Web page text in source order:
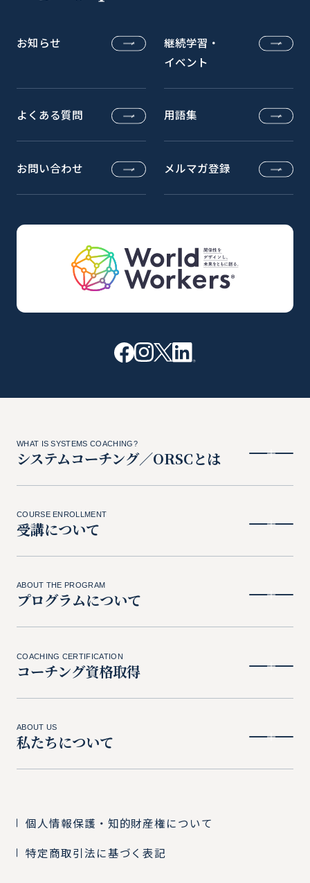
お知らせ
継続学習・
イベント
よくある質問 用語集
お問い合わせ メルマガ登録
WHAT IS SYSTEMS COACHING?
システムコーチング／ORSCとは
COURSE ENROLLMENT
受講について
ABOUT THE PROGRAM
プログラムについて
COACHING CERTIFICATION
コーチング資格取得
ABOUT US
私たちについて
個人情報保護・知的財産権について
特定商取引法に基づく表記